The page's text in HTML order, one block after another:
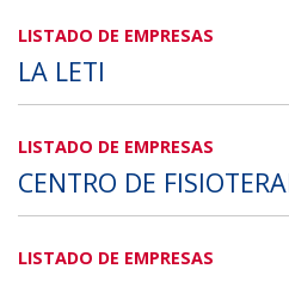
LISTADO DE EMPRESAS
LA LETI
LISTADO DE EMPRESAS
CENTRO DE
LISTADO DE EMPRESAS